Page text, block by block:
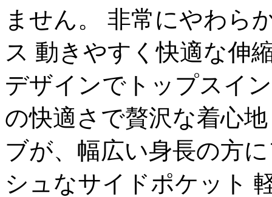
ません。 非常にやわら
ス 動きやすく快適な伸
デザインでトップスイ
の快適さで贅沢な着心
ブが、幅広い身長の方
シュなサイドポケット